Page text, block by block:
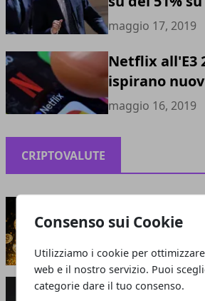
Consenso sui Cookie
Utilizziamo i cookie per
web e il nostro servizio. Puoi
categorie dare il tuo consenso.
maggio 17, 2019
Netflix all'E3
ispirano
maggio 16, 2019
CRIPTOVALUTE
maggio 13, 2021
Perché le criptovalute